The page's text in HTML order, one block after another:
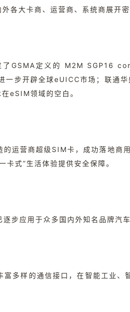
各大卡商、运营商、系统商展开
GSMA定义的 M2M SGP16
一步开辟全球eUICC市场；联通
eSIM领域的空白。
的运营商超级SIM卡，成功落地
卡式”生活体验提供安全保障。
步应用于众多国内外知名品牌汽
富多样的通信接口，在智能工业